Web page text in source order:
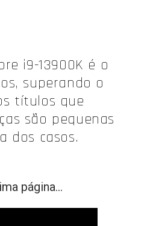
i9-13900K é o
superando o
títulos que
são pequenas
dos casos.
página…